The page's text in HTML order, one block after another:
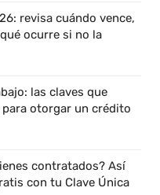
revisa cuándo vence,
ocurre si no la
las claves que
otorgar un crédito
contratados? Así
con tu Clave Única